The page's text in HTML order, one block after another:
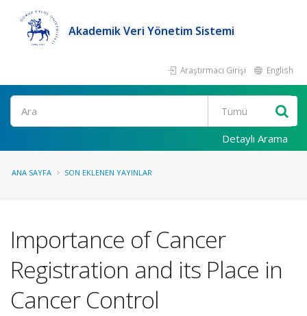
Akademik Veri Yönetim Sistemi
Araştırmacı Girişi English
Ara
Detaylı Arama
ANA SAYFA SON EKLENEN YAYINLAR
Importance of Cancer
Registration and its Place in
Cancer Control